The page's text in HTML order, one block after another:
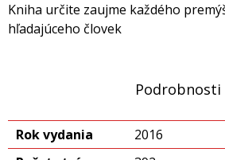
Kniha určite zaujme každého
hľadajúceho človek
Podrobnosti
Rok vydania
2016